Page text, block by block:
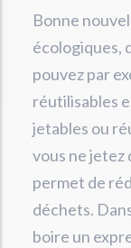
Bonne
écologiques,
pouvez par
réutilisables
jetables ou
vous ne jetez
permet de
déchets.
boire un